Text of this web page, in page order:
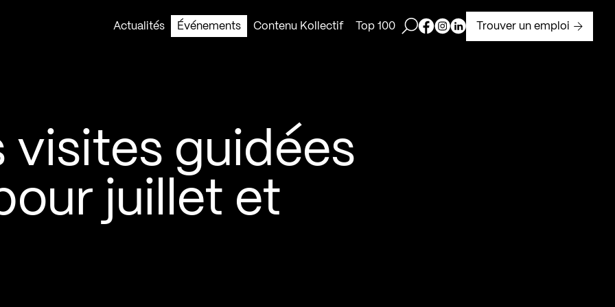
Actualités
Événements Contenu Kollectif Top 100 Ouvrir la barre de recherche
Page Facebook de Kollectif
Page Instagram de Kollectif
Page Linkedin de Kollectif
Trouver un emploi
visites guidées
juillet et